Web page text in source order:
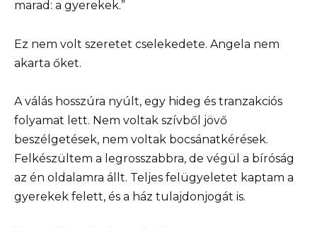
marad: a gyerekek.”
Ez nem volt szeretet cselekedete. Angela nem
akarta őket.
A válás hosszúra nyúlt, egy hideg és tranzakciós
folyamat lett. Nem voltak szívből jövő
beszélgetések, nem voltak bocsánatkérések.
Felkészültem a legrosszabbra, de végül a bíróság
az én oldalamra állt. Teljes felügyeletet kaptam a
gyerekek felett, és a ház tulajdonjogát is.